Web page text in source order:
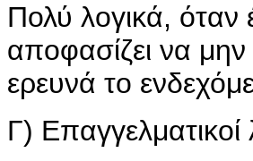
Πολύ λογικά, όταν
αποφασίζει να
ερευνά το
Γ)